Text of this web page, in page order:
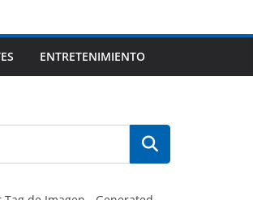
ENTRETENIMIENTO